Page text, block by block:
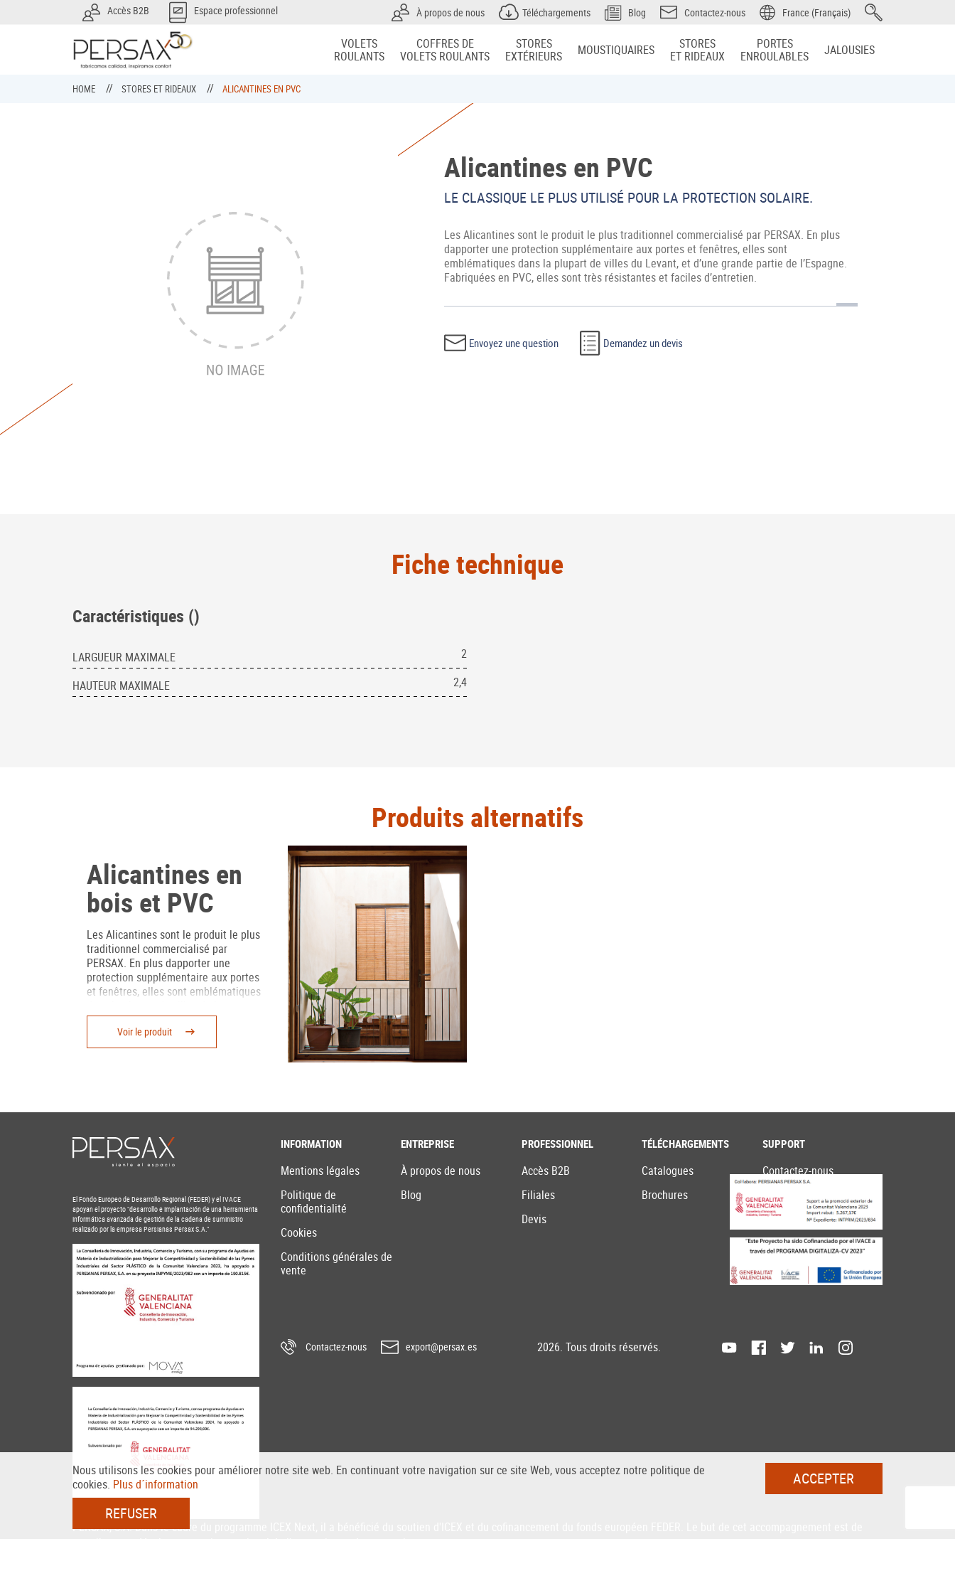
Accès B2B Espace professionnel À propos de nous Téléchargements Blog Contactez-nous France (Français)
VOLETS
ROULANTS
COFFRES DE
VOLETS ROULANTS
STORES
EXTÉRIEURS
MOUSTIQUAIRES
STORES
ET RIDEAUX
PORTES
ENROULABLES
JALOUSIES
HOME STORES ET RIDEAUX ALICANTINES EN PVC
Alicantines en PVC
LE CLASSIQUE LE PLUS UTILISÉ POUR LA PROTECTION SOLAIRE.
Les Alicantines sont le produit le plus traditionnel commercialisé par PERSAX. En plus
dapporter une protection supplémentaire aux portes et fenêtres, elles sont
emblématiques dans la plupart de villes du Levant, et d’une grande partie de l’Espagne.
Fabriquées en PVC, elles sont très résistantes et faciles d’entretien.
Envoyez une question Demandez un devis
Fiche technique
Caractéristiques ()
LARGUEUR MAXIMALE 2
HAUTEUR MAXIMALE 2,4
Produits alternatifs
Alicantines en
bois et PVC
Les Alicantines sont le produit le plus
traditionnel commercialisé par
PERSAX. En plus dapporter une
protection supplémentaire aux portes
et fenêtres, elles sont emblématiques
d’une grande partie de l’Espagne.
Fabriquées en bois et en PVC, nous les
proposons dans de multiples couleurs,
Voir le produit
El Fondo Europeo de Desarrollo Regional (FEDER) y el IVACE
apoyan el proyecto "desarrollo e implantación de una herramienta
informática avanzada de gestión de la cadena de suministro
realizado por la empresa Persianas Persax S.A."
INFORMATION
Mentions légales
Politique de
confidentialité
Cookies
Conditions générales de
vente
ENTREPRISE
À propos de nous
Blog
PROFESSIONNEL
Accès B2B
Filiales
Devis
TÉLÉCHARGEMENTS
Catalogues
Brochures
SUPPORT
Contactez-nous
Contactez-nous export@persax.es 2026. Tous droits réservés.
PERSAX, S.A. Dans le cadre du programme ICEX Next, il a bénéficié du soutien d'ICEX et du cofinancement du fonds européen FEDER. Le but de cet accompagnement est de
Nous utilisons les cookies pour améliorer notre site web. En continuant votre navigation sur ce site Web, vous acceptez notre politique de
cookies. Plus d´information
ACCEPTER
REFUSER